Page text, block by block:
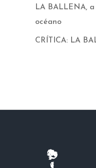
LA BALLENA,
océano
CRÍTICA: LA